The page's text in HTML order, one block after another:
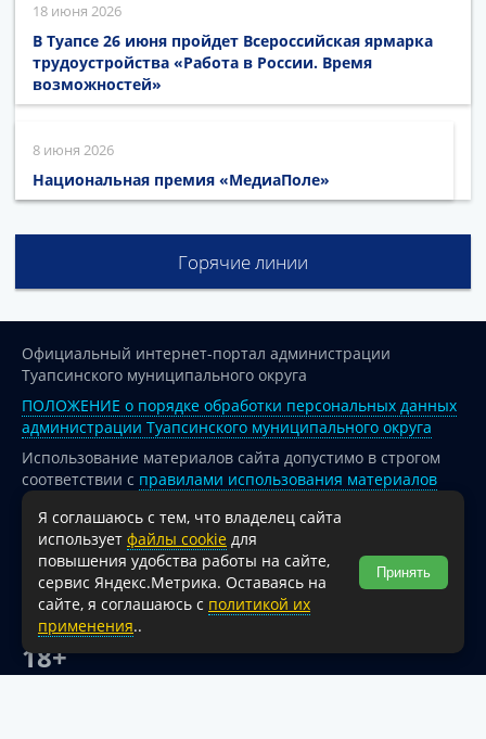
18 июня 2026
В Туапсе 26 июня пройдет Всероссийская ярмарка
трудоустройства «Работа в России. Время
возможностей»
8 июня 2026
Национальная премия «МедиаПоле»
Горячие линии
Официальный интернет-портал администрации
Туапсинского муниципального округа
ПОЛОЖЕНИЕ о порядке обработки персональных данных
администрации Туапсинского муниципального округа
Использование материалов сайта допустимо в строгом
соответствии с правилами использования материалов
опубликованных на сайте
При перепечатке и использовании информации ссылка
на источник обязательна.
Для сайтов и страниц сети Интернет обязательна
активная гиперссылка на официальный интернет-портал
администрации Туапсинского муниципального округа.
18+
Я соглашаюсь с тем, что владелец сайта
использует файлы cookie для
повышения удобства работы на сайте,
сервис Яндекс.Метрика. Оставаясь на
сайте, я соглашаюсь с политикой их
применения..
Принять